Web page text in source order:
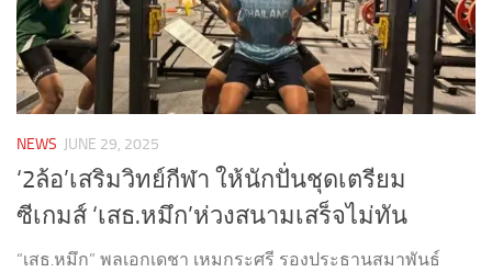
NEWS JUNE 29, 2025
‘2ล้อ’เสริมวิทย์กีฬา ให้นักปั่นชุดเตรียม
ซีเกมส์ ‘เสธ.หมึก’ห่วงสนามเสร็จไม่ทัน
“เสธ.หมึก” พลเอกเดชา เหมกระศรี รองประธานสมาพันธ์